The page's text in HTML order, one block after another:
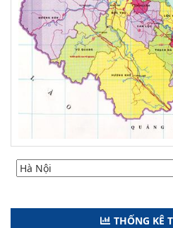
THỐNG KÊ